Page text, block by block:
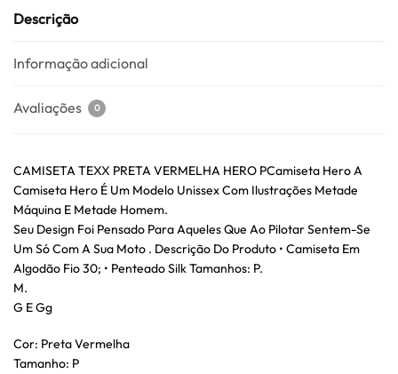
Descrição
Informação adicional
Avaliações 0
CAMISETA TEXX PRETA VERMELHA HERO PCamiseta Hero A
Camiseta Hero É Um Modelo Unissex Com Ilustrações Metade
Máquina E Metade Homem.
Seu Design Foi Pensado Para Aqueles Que Ao Pilotar Sentem-Se
Um Só Com A Sua Moto . Descrição Do Produto • Camiseta Em
Algodão Fio 30; • Penteado Silk Tamanhos: P.
M.
G E Gg
Cor: Preta Vermelha
Tamanho: P